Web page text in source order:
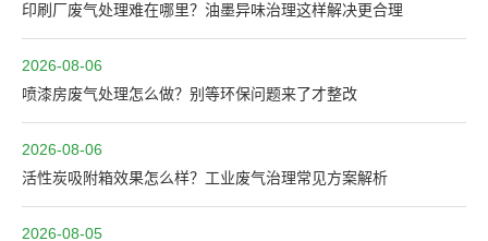
印刷厂废气处理难在哪里？油墨异味治理这样解决更合理
2026-08-06
喷漆房废气处理怎么做？别等环保问题来了才整改
2026-08-06
活性炭吸附箱效果怎么样？工业废气治理常见方案解析
2026-08-05